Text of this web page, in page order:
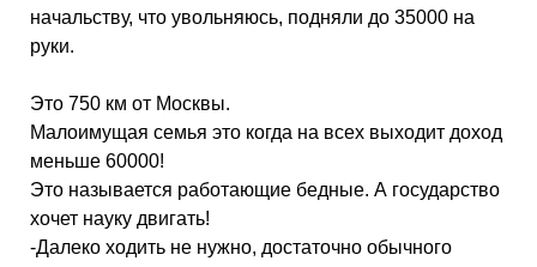
начальству, что увольняюсь, подняли до 35000 на
руки.
Это 750 км от Москвы.
Малоимущая семья это когда на всех выходит доход
меньше 60000!
Это называется работающие бедные. А государство
хочет науку двигать!
-Далеко ходить не нужно, достаточно обычного